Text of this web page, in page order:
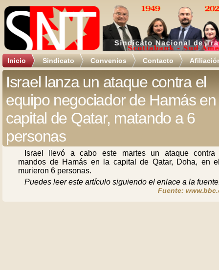
Inicio Sindicato Convenios Contacto
Israel lanza un ataque contra el
equipo negociador de Hamás en
capital de Qatar, matando a 6
personas
Israel llevó a cabo este martes un ataque contra
mandos de Hamás en la capital de Qatar, Doha, en
murieron 6 personas.
Puedes leer este artículo siguiendo el enlace a la
Fuente: